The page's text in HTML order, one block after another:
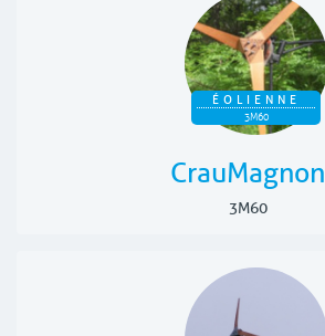
ÉOLIENNE
3M60
CrauMagnon
3M60